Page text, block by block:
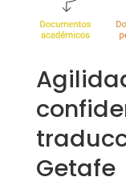
Getafe